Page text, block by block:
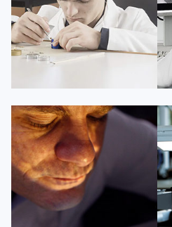
凯罗尔·切尔西
资深百达翡丽技师
是百达翡丽维修服务中心
(百达翡丽保养中心)
的高级技师之一
Beijing PatekPhilippe Maintain
center